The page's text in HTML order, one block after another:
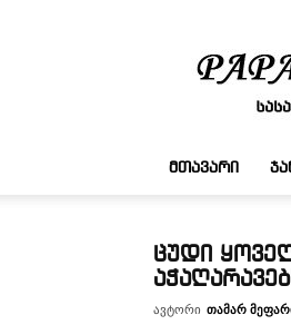
ᲛᲗᲐᲕᲐᲠᲘ
ცუდი
ავტორი თამარ